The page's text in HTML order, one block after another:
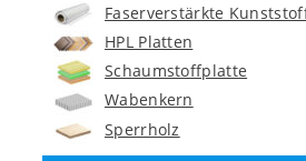
Faserverstärkte
HPL Platten
Schaumstoffplatte
Wabenkern
Sperrholz